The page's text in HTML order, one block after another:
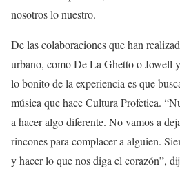
nosotros lo nuestro.
De las colaboraciones que han
urbano, como De La Ghetto o Jowell
lo bonito de la experiencia es que
música que hace Cultura Profetica.
a hacer algo diferente. No vamos a
rincones para complacer a alguien.
y hacer lo que nos diga el corazón”,